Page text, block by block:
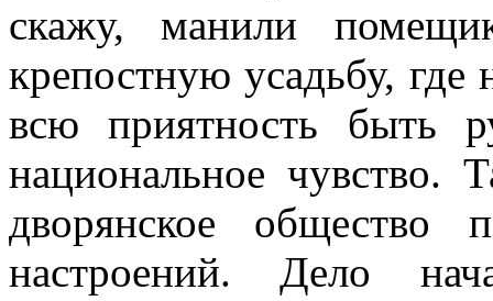
скажу, манили
крепостную усадьбу, где
всю приятность быть
национальное чувство.
дворянское общество
настроений. Дело